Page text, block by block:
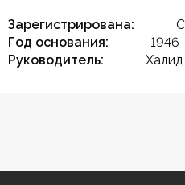
Зарегистрирована:
Год основания:
1946
Руководитель: